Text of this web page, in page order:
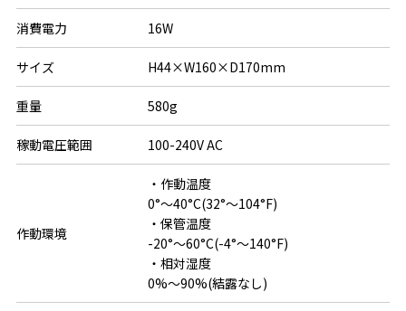
消費電力 16W
サイズ H44×W160×D170mm
重量 580g
稼動電圧範囲 100-240V AC
作動環境
・作動温度
0°〜40°C(32°〜104°F)
・保管温度
-20°〜60°C(-4°〜140°F)
・相対湿度
0%〜90%(結露なし)